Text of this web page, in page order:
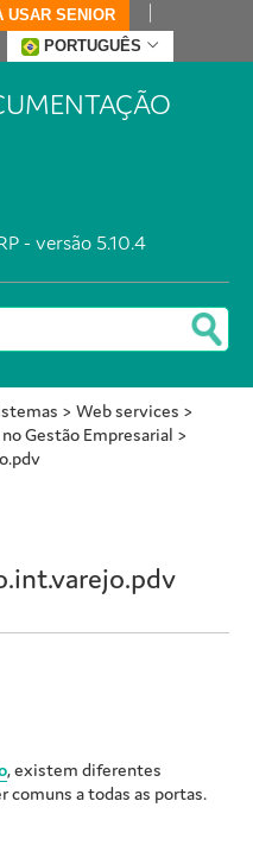
USAR SENIOR
PORTUGUÊS
- versão 5.10.4
> Web services >
Gestão Empresarial >
, existem diferentes
comuns a todas as portas.